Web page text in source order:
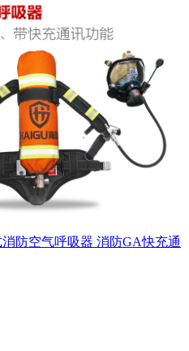
防空气呼吸器 消防GA快充通